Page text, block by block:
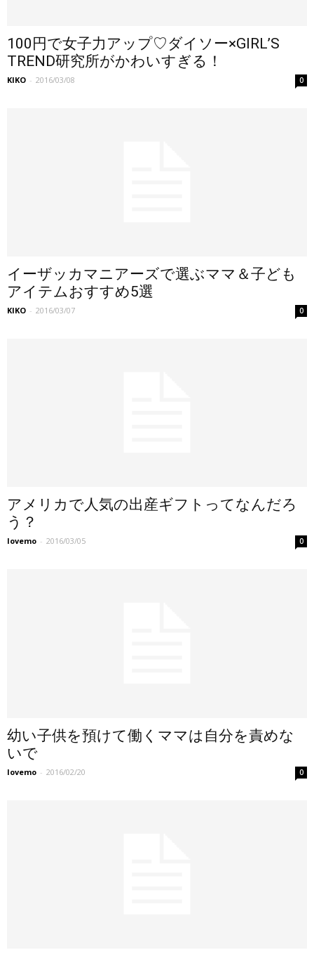
100円で女子力アップ♡ダイソー×GIRL’S
TREND研究所がかわいすぎる！
KIKO - 2016/03/08 0
イーザッカマニアーズで選ぶママ＆子ども
アイテムおすすめ5選
KIKO - 2016/03/07 0
アメリカで人気の出産ギフトってなんだろ
う？
lovemo - 2016/03/05 0
幼い子供を預けて働くママは自分を責めな
いで
lovemo - 2016/02/20 0